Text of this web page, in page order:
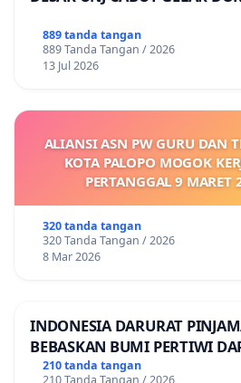
889 tanda tangan
889 Tanda Tangan / 2026
13 Jul 2026
ALIANSI ASN PW GURU DAN
KOTA PALOPO MOGOK
PERTANGGAL 9 MARET
KEJELASAN SUMBER
320 tanda tangan
320 Tanda Tangan / 2026
8 Mar 2026
INDONESIA DARURAT
BEBASKAN BUMI PERTIWI
PINJAMAN ONLINE! TUTUP
210 tanda tangan